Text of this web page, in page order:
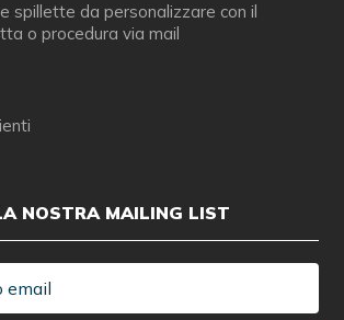
spillette da personalizzare con il
o procedura via mail
NOSTRA MAILING LIST